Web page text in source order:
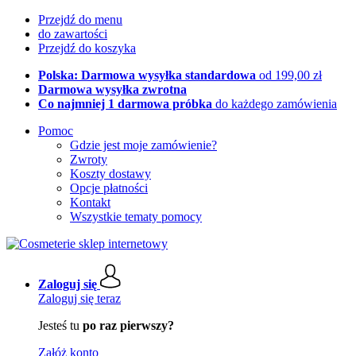
Przejdź do menu
do zawartości
Przejdź do koszyka
Polska: Darmowa wysyłka standardowa od 199,00 zł
Darmowa wysyłka zwrotna
Co najmniej 1 darmowa próbka do każdego zamówienia
Pomoc
Gdzie jest moje zamówienie?
Zwroty
Koszty dostawy
Opcje płatności
Kontakt
Wszystkie tematy pomocy
Zaloguj się
Zaloguj się teraz
Jesteś tu po raz pierwszy?
Załóż konto